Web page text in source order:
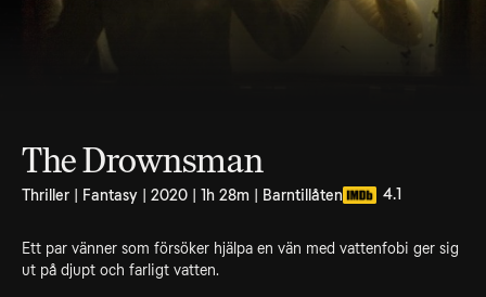
The Drownsman
Thriller | Fantasy | 2020 | 1h 28m | Barntillåten 4.1
Ett par vänner som försöker hjälpa en vän med vattenfobi ger sig
ut på djupt och farligt vatten.